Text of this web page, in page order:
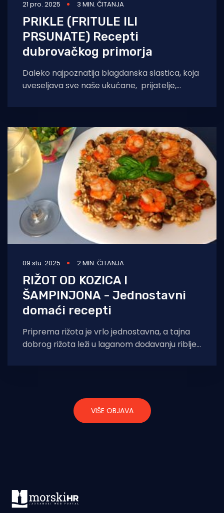
21 pro. 2025 3 MIN. ČITANJA
PRIKLE (FRITULE ILI
PRSUNATE) Recepti
dubrovačkog primorja
Daleko najpoznatija blagdanska slastica, koja
uveseljava sve naše ukućane, prijatelje,
prikle.
09 stu. 2025 2 MIN. ČITANJA
RIŽOT OD KOZICA I
ŠAMPINJONA - Jednostavni
domaći recepti
Priprema rižota je vrlo jednostavna, a tajna
dobrog rižota leži u laganom dodavanju ribljeg
VIŠE OBJAVA